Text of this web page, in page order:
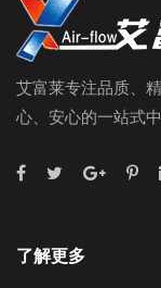
艾富莱专注品质、
心、安心的一站式
了解更多